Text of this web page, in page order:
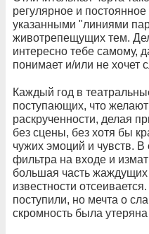
регулярное и
указанными "линиями
животрепещущих тем.
интересно тебе самому,
понимает и/или не хочет
Каждый год в
поступающих, что желают
раскрученности, делая
без сцены, без хотя бы
чужих эмоций и чувств.
фильтра на входе и
большая часть
известности
поступили, но мечта о
скромность была